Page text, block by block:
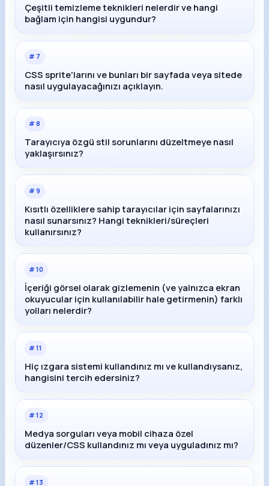
Çeşitli temizleme teknikleri nelerdir ve hangi
bağlam için hangisi uygundur?
# 7
CSS sprite'larını ve bunları bir sayfada veya sitede
nasıl uygulayacağınızı açıklayın.
#8
Tarayıcıya özgü stil sorunlarını düzeltmeye nasıl
yaklaşırsınız?
#9
Kısıtlı özelliklere sahip tarayıcılar için sayfalarınızı
nasıl sunarsınız? Hangi teknikleri/süreçleri
kullanırsınız?
#10
İçeriği görsel olarak gizlemenin (ve yalnızca ekran
okuyucular için kullanılabilir hale getirmenin) farklı
yolları nelerdir?
#11
Hiç ızgara sistemi kullandınız mı ve kullandıysanız,
hangisini tercih edersiniz?
#12
Medya sorguları veya mobil cihaza özel
düzenler/CSS kullandınız mı veya uyguladınız mı?
#13